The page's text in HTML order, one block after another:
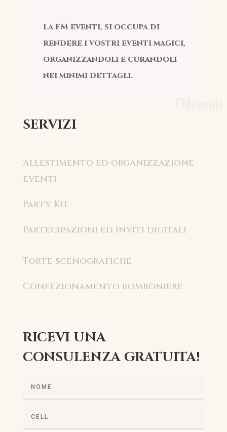
La FM eventi, si occupa di
rendere i vostri eventi magici,
organizzandoli e curandoli
nei minimi dettagli.
SERVIZI
Allestimento ed organizzazione
eventi
Party Kit
Partecipazioni ed inviti digitali
Torte scenografiche
Confezionamento bomboniere
RICEVI UNA
CONSULENZA GRATUITA!